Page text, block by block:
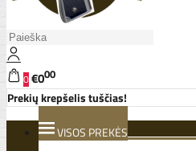
0€000
Prekių krepšelis tuščias!
VISOS PREKĖS